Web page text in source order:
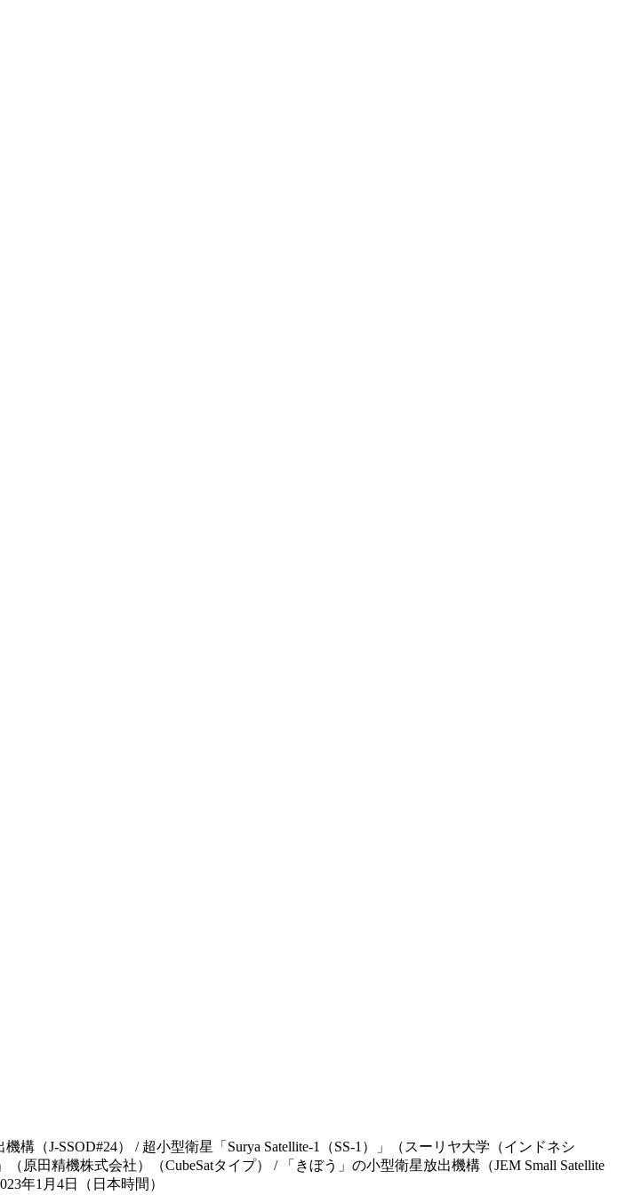
（J-SSOD#24） / 超小型衛星「Surya Satellite-1（SS-1）」（スーリヤ大学（インドネシ
田精機株式会社）（CubeSatタイプ） / 「きぼう」の小型衛星放出機構（JEM Small Satellite
年1月4日（日本時間）